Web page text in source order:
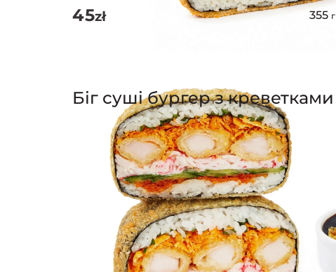
45zł 355 г
Біг суші бургер з креветками